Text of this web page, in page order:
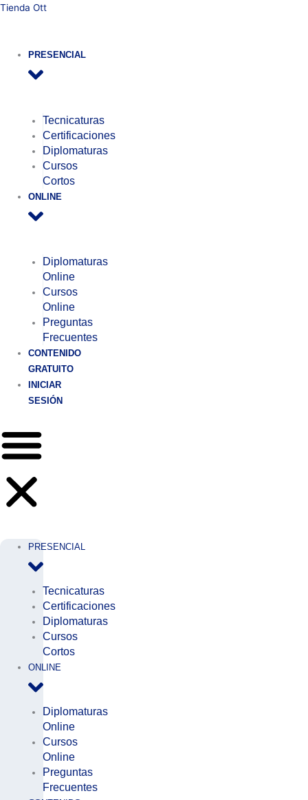
Ir
Tienda Ott
PRESENCIAL
Tecnicaturas
Certificaciones
Diplomaturas
Cursos
Cortos
ONLINE
Diplomaturas
Online
Cursos
Online
Preguntas
Frecuentes
CONTENIDO
GRATUITO
INICIAR
SESIÓN
PRESENCIAL
Tecnicaturas
Certificaciones
Diplomaturas
Cursos
Cortos
ONLINE
Diplomaturas
Online
Cursos
Online
Preguntas
Frecuentes
Pastelería
cantidad